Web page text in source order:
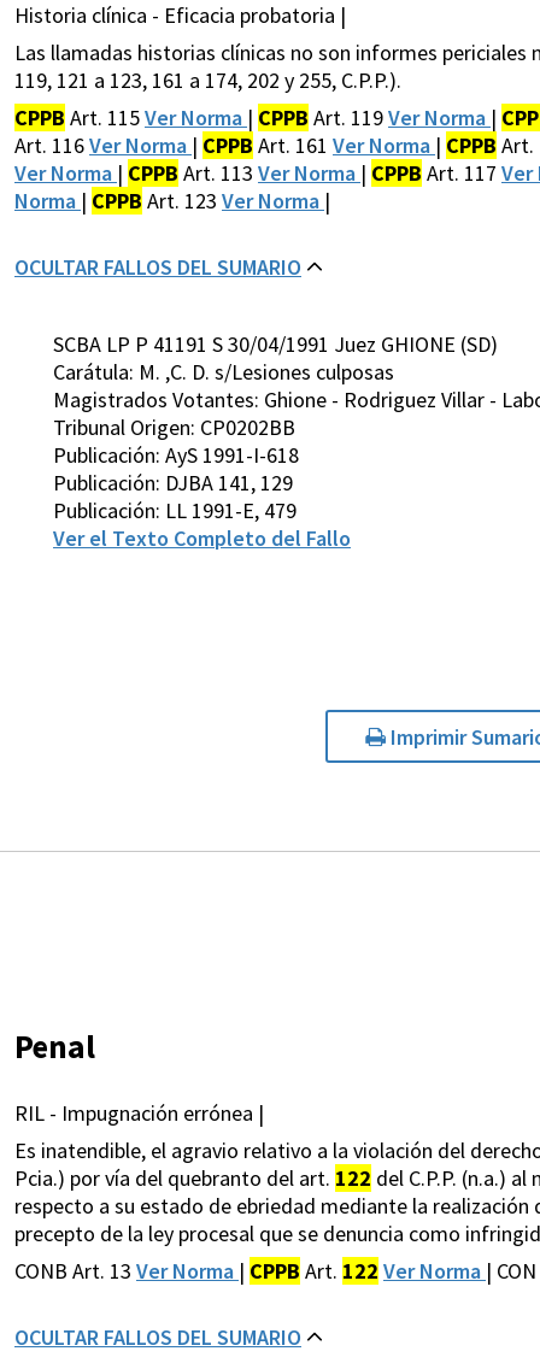
Historia clínica - Eficacia probatoria |
Las llamadas historias clínicas no son informes
119, 121 a 123, 161 a 174, 202 y 255, C.P.P.).
CPPB Art. 115Ver Norma | CPPB Art. 119Ver Norma |
Art. 116Ver Norma | CPPB Art. 161 Ver Norma | CPPB Art.
Ver Norma | CPPB Art. 113 Ver Norma | CPPB Art. 117 Ver
Norma | CPPB Art. 123 Ver Norma |
OCULTAR FALLOS DEL SUMARIO
SCBA LP P 41191 S 30/04/1991 Juez GHIONE (SD)
Carátula: M. ,C. D. s/Lesiones culposas
Magistrados Votantes: Ghione - Rodriguez Villar -
Tribunal Origen: CP0202BB
Publicación: AyS 1991-I-618
Publicación: DJBA 141, 129
Publicación: LL 1991-E, 479
Ver el Texto Completo del Fallo
Imprimir
Penal
RIL - Impugnación errónea |
Es inatendible, el agravio relativo a la violación del
Pcia.) por vía del quebranto del art. 122 del C.P.P. (n.a.)
respecto a su estado de ebriedad mediante la
precepto de la ley procesal que se denuncia como
CONB Art. 13 Ver Norma | CPPB Art. 122 Ver Norma |
OCULTAR FALLOS DEL SUMARIO